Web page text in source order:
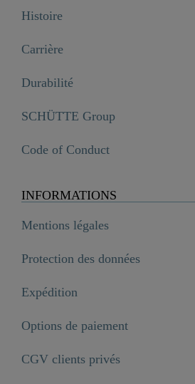
Histoire
Carrière
Durabilité
SCHÜTTE Group
Code of Conduct
INFORMATIONS
Mentions légales
Protection des données
Expédition
Options de paiement
CGV clients privés